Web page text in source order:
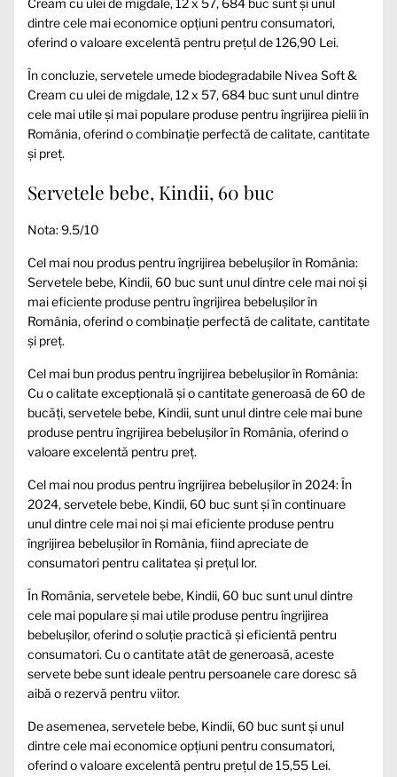
Cream cu ulei de migdale, 12 x 57, 684 buc sunt și unul
dintre cele mai economice opțiuni pentru consumatori,
oferind o valoare excelentă pentru prețul de 126,90 Lei.
În concluzie, servetele umede biodegradabile Nivea Soft &
Cream cu ulei de migdale, 12 x 57, 684 buc sunt unul dintre
cele mai utile și mai populare produse pentru îngrijirea pielii în
România, oferind o combinație perfectă de calitate, cantitate
și preț.
Servetele bebe, Kindii, 60 buc
Nota: 9.5/10
Cel mai nou produs pentru îngrijirea bebelușilor în România:
Servetele bebe, Kindii, 60 buc sunt unul dintre cele mai noi și
mai eficiente produse pentru îngrijirea bebelușilor în
România, oferind o combinație perfectă de calitate, cantitate
și preț.
Cel mai bun produs pentru îngrijirea bebelușilor în România:
Cu o calitate excepțională și o cantitate generoasă de 60 de
bucăți, servetele bebe, Kindii, sunt unul dintre cele mai bune
produse pentru îngrijirea bebelușilor în România, oferind o
valoare excelentă pentru preț.
Cel mai nou produs pentru îngrijirea bebelușilor în 2024: În
2024, servetele bebe, Kindii, 60 buc sunt și în continuare
unul dintre cele mai noi și mai eficiente produse pentru
îngrijirea bebelușilor în România, fiind apreciate de
consumatori pentru calitatea și prețul lor.
În România, servetele bebe, Kindii, 60 buc sunt unul dintre
cele mai populare și mai utile produse pentru îngrijirea
bebelușilor, oferind o soluție practică și eficientă pentru
consumatori. Cu o cantitate atât de generoasă, aceste
servete bebe sunt ideale pentru persoanele care doresc să
aibă o rezervă pentru viitor.
De asemenea, servetele bebe, Kindii, 60 buc sunt și unul
dintre cele mai economice opțiuni pentru consumatori,
oferind o valoare excelentă pentru prețul de 15,55 Lei.